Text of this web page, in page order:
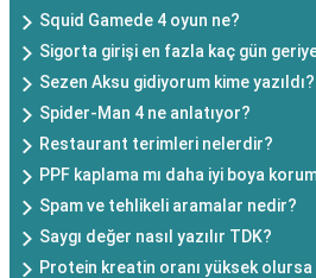
Squid Gamede 4 oyun ne?
Sigorta girişi en fazla kaç gün
Sezen Aksu gidiyorum kime yazıldı?
Spider-Man 4 ne anlatıyor?
Restaurant terimleri nelerdir?
PPF kaplama mı daha iyi boya
Spam ve tehlikeli aramalar nedir?
Saygı değer nasıl yazılır TDK?
Protein kreatin oranı yüksek